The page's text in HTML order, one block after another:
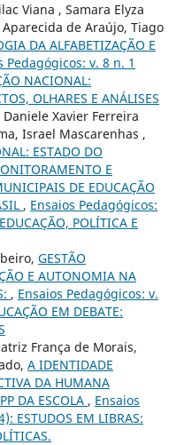
Viana , Samara Elyza
de Araújo, Tiago
DA ALFABETIZAÇÃO E
Pedagógicos: v. 8 n. 1
NACIONAL:
OLHARES E ANÁLISES
Xavier Ferreira
Israel Mascarenhas ,
ESTADO DO
E
DE EDUCAÇÃO
, Ensaios Pedagógicos:
POLÍTICA E
GESTÃO
E AUTONOMIA NA
, Ensaios Pedagógicos: v.
EM DEBATE:
França de Morais,
A IDENTIDADE
DA HUMANA
DA ESCOLA , Ensaios
ESTUDOS EM LIBRAS: